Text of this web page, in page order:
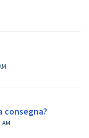
7:47 AM
consegna?
alle 6:35 AM